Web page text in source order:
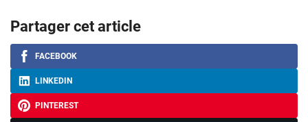
Partager cet article
FACEBOOK
LINKEDIN
PINTEREST